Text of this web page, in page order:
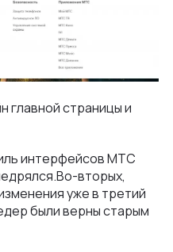
главной страницы и
интерфейсов МТС
вторых,
уже в третий
были верны старым